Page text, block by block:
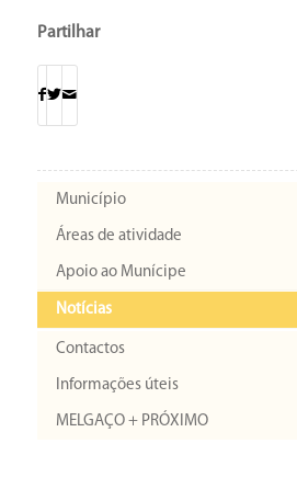
Partilhar
Município
Áreas de atividade
Apoio ao Munícipe
Notícias
Contactos
Informações úteis
MELGAÇO + PRÓXIMO